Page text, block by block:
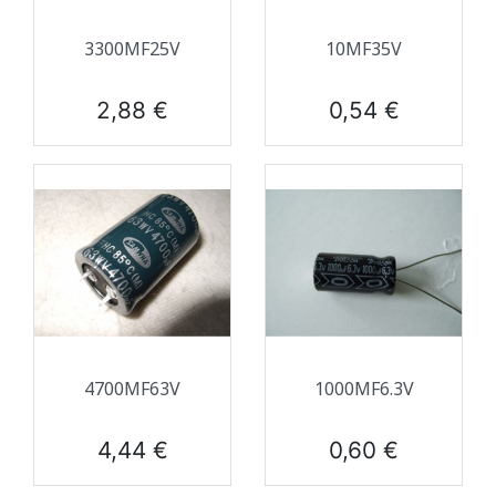
3300ΜF25V
Prix
2,88 €
10ΜF35V
Prix
0,54 €
4700ΜF63V
Prix
4,44 €
1000ΜF6.3V
Prix
0,60 €